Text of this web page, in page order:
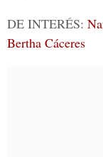
DE INTERÉS:
Bertha Cáceres